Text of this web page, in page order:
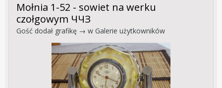
Mołnia 1-52 - sowiet na werku
czołgowym ЧЧЗ
Gość dodał grafikę → w Galerie użytkowników